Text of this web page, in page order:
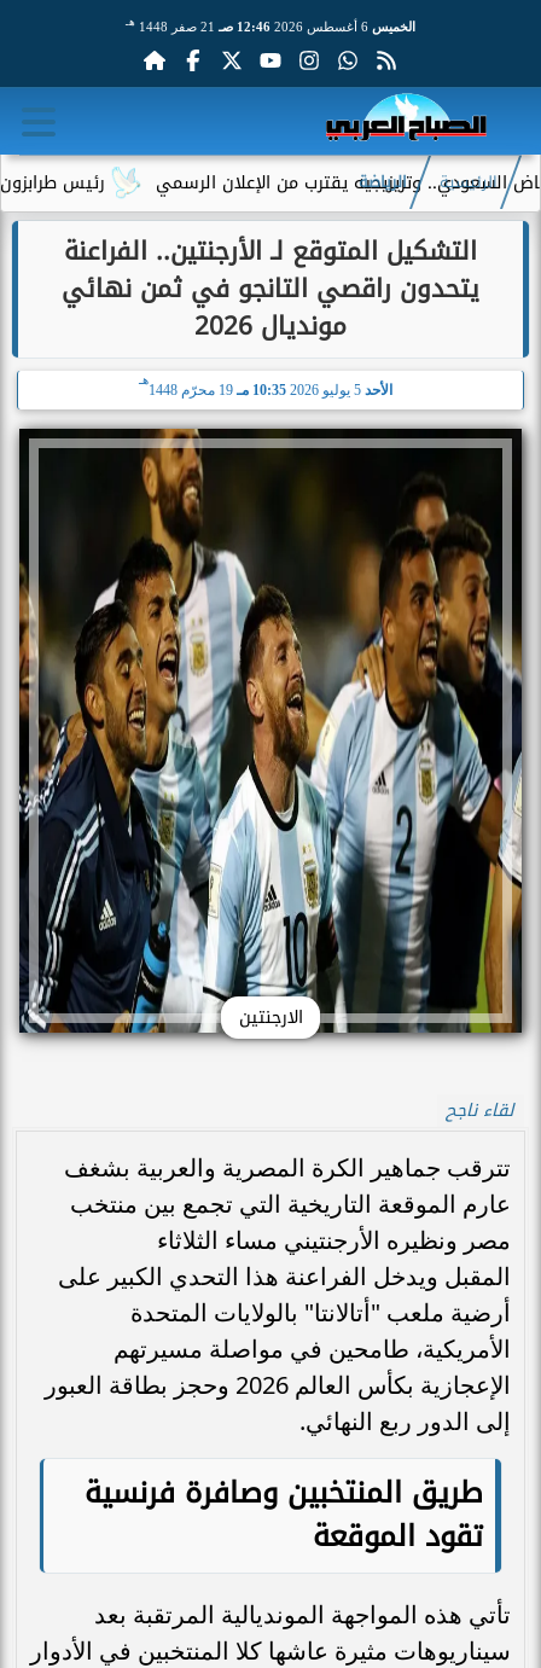
الخميس 12:46 صـ 21 صفر 1448 هـ
رئيس طرابزون سبور وتريزيجيه يقترب من الإعلان الرسمي
الرئيسية الرياضة
التشكيل المتوقع لـ الأرجنتين.. الفراعنة
يتحدون راقصي التانجو في ثمن نهائي
مونديال 2026
الأحد 10:35 مـ 19 محرّم 1448
هـ
الارجنتين
لقاء ناجح
تترقب جماهير الكرة المصرية والعربية بشغف
عارم الموقعة التاريخية التي تجمع بين منتخب
مصر ونظيره الأرجنتيني مساء الثلاثاء
المقبل ويدخل الفراعنة هذا التحدي الكبير على
أرضية ملعب "أتالانتا" بالولايات المتحدة
الأمريكية، طامحين في مواصلة مسيرتهم
الإعجازية بكأس العالم 2026 وحجز بطاقة العبور
إلى الدور ربع النهائي.
طريق المنتخبين وصافرة فرنسية
تقود الموقعة
تأتي هذه المواجهة المونديالية المرتقبة بعد
سيناريوهات مثيرة عاشها كلا المنتخبين في الأدوار